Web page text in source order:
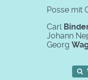
Posse mit
Carl
Johann
Georg